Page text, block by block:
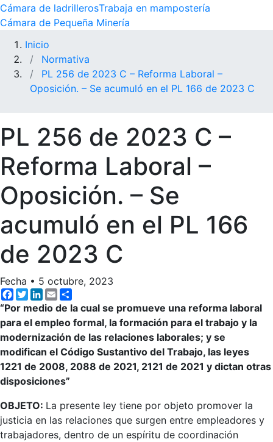
Cámara de ladrillerosTrabaja en mampostería
Cámara de Pequeña Minería
Inicio
Normativa
PL 256 de 2023 C – Reforma Laboral –
Oposición. – Se acumuló en el PL 166 de 2023 C
PL 256 de 2023 C –
Reforma Laboral –
Oposición. – Se
acumuló en el PL 166
de 2023 C
Fecha • 5 octubre, 2023
Facebook
TwitterLinkedIn
Email
“Por medio de la cual se promueve una reforma laboral
para el empleo formal, la formación para el trabajo y la
modernización de las relaciones laborales; y se
modifican el Código Sustantivo del Trabajo, las leyes
1221 de 2008, 2088 de 2021, 2121 de 2021 y dictan otras
disposiciones”
OBJETO: La presente ley tiene por objeto promover la
justicia en las relaciones que surgen entre empleadores y
trabajadores, dentro de un espíritu de coordinación